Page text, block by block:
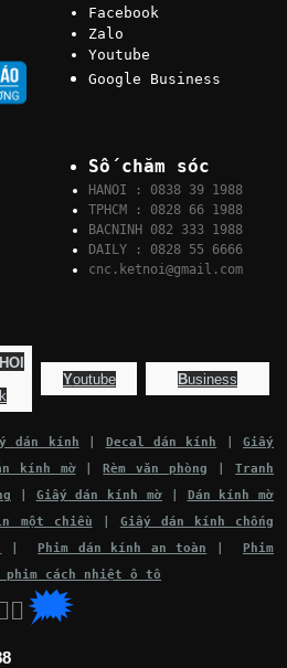
Facebook
Zalo
Youtube
Google Business
Số chăm sóc
HANOI : 0838 39 1988
TPHCM : 0828 66 1988
BACNINH 082 333 1988
DAILY : 0828 55 6666
cnc.ketnoi@gmail.com
Youtube Business
dán kính Decal dán kính |Giấy
kính mờ |Rèm văn phòng |Tranh
Giấy dán kính mờ
Dán kính mờ
một chiều
Giấy dán kính chống
Phim dán kính an toàn
Phim
phim cách nhiệt ô tô
🗯